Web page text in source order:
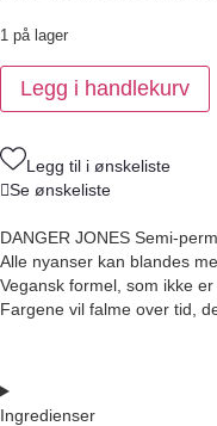
1 på lager
Danger
Jones
EXOTICA
118ml
antall
Legg i handlekurv
Legg til i ønskeliste
Se ønskeliste
DANGER JONES Semi-
Alle nyanser kan blandes
Vegansk formel, som ikke
Fargene vil falme over tid,
Ingredienser